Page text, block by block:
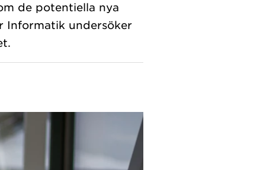
de potentiella nya
Informatik undersöker